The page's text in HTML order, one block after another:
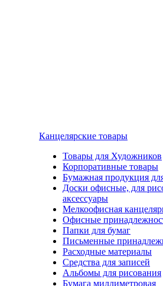
Канцелярские товары
Товары для Художников
Корпоративные товары
Бумажная продукция
Доски офисные, для
аксессуары
Мелкоофисная
Офисные
Папки для бумаг
Письменные
Расходные материалы
Средства для записей
Альбомы для рисования
Бумага миллиметровая